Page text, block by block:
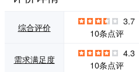
应用榜单和推荐，
保证每位用户获得
安全、优质的移动
应用软件和服务。
综合评价
3.7
10条点评
需求满足度
4.3
10条点评